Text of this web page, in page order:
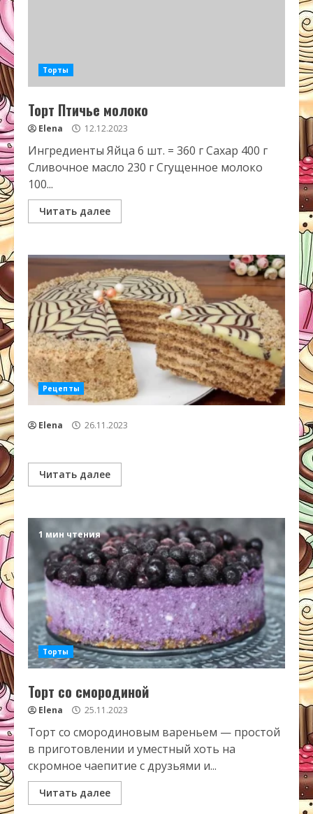
Торты
Торт Птичье молоко
Elena 12.12.2023
Ингредиенты Яйца 6 шт. = 360 г Сахар 400 г
Сливочное масло 230 г Сгущенное молоко
100...
Читать далее
Рецепты
Elena 26.11.2023
Читать далее
1 мин чтения
Торты
Торт со смородиной
Elena 25.11.2023
Торт со смородиновым вареньем — простой
в приготовлении и уместный хоть на
скромное чаепитие с друзьями и...
Читать далее